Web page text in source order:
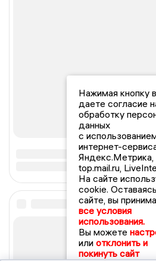
Нажимая кнопку
даете согласие
обработку
данных
с
интернет-
Яндекс.Метрика,
top.mail.ru,
На сайте
cookie.
сайте, вы
все условия
использования.
Вы можете
или отклонить и
покинуть сайт